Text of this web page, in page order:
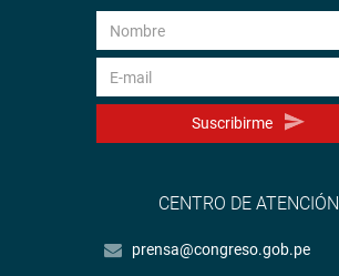
Suscribirme
CENTRO DE ATENCIÓN
prensa@congreso.gob.pe